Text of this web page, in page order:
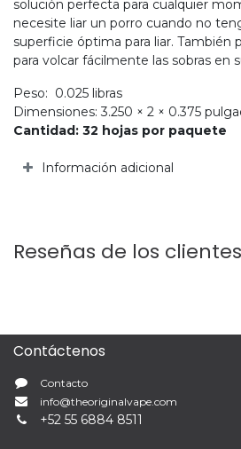
solución perfecta para cualquier
necesite liar un porro cuando no
superficie óptima para liar. También
para volcar fácilmente las sobras en
Peso: 0.025 libras
Dimensiones: 3.250 × 2 × 0.375
Cantidad: 32 hojas por paquete
Información adicional
Reseñas de los clientes
Contáctenos
Contacto
info@theoriginalvape.com
+52 55 6884 8511